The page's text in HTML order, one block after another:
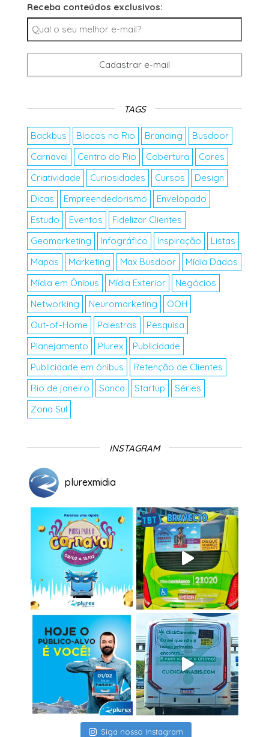
Receba conteúdos exclusivos:
TAGS
Backbus Blocos no Rio Branding
Busdoor
Carnaval
Centro do Rio Cobertura
Cores
Criatividade
Curiosidades Cursos
Design
Dicas
Empreendedorismo
Envelopado
Estudo
Eventos
Fidelizar Clientes
Geomarketing
Infográfico Inspiração
Listas
Mapas
Marketing Max Busdoor
Mídia Dados
Mídia em Ônibus
Mídia Exterior
Negócios
Networking
Neuromarketing
OOH
Out-of-Home
Palestras
Pesquisa
Planejamento
Plurex
Publicidade
Publicidade em ônibus
Retenção de Clientes
Rio de janeiro
Sanca Startup
Séries
Zona Sul
INSTAGRAM
plurexmidia
Siga nosso Instagram